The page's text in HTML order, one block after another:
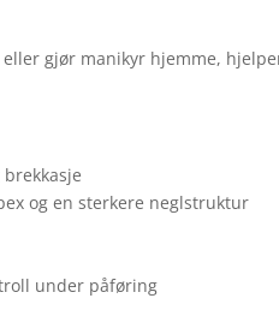
gjør manikyr hjemme,
og en sterkere neglstruktur
under påføring